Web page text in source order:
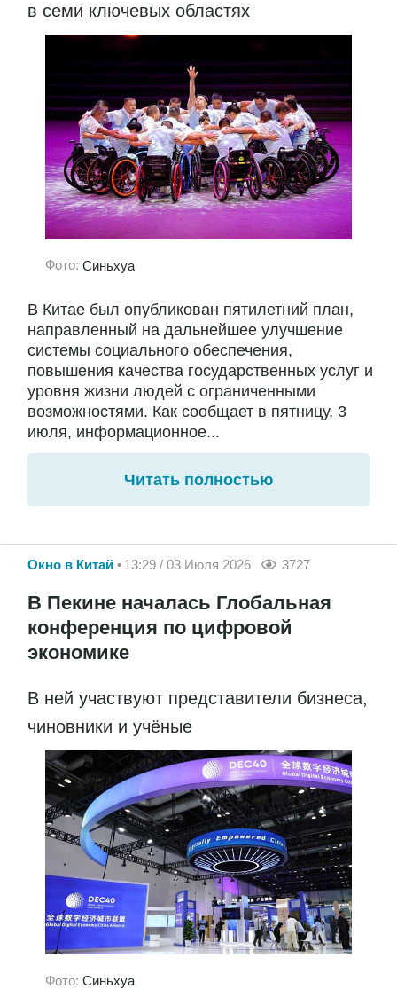
в семи ключевых областях
Фото: Синьхуа
В Китае был опубликован пятилетний план,
направленный на дальнейшее улучшение
системы социального обеспечения,
повышения качества государственных услуг и
уровня жизни людей с ограниченными
возможностями. Как сообщает в пятницу, 3
июля, информационное...
Читать полностью
Окно в Китай 13:29 / 03 Июля 2026 3727
В Пекине началась Глобальная
конференция по цифровой
экономике
В ней участвуют представители бизнеса,
чиновники и учёные
Фото: Синьхуа